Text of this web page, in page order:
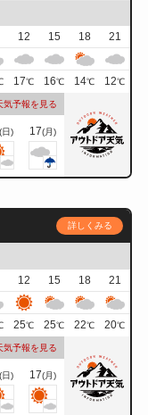
12 15 18
21
17℃ 16℃ 14℃ 12℃
気予報を見る
(日) 17(月)
詳しくみる
12 15 18
21
25℃ 25℃ 22℃ 20℃
気予報を見る
(日) 17(月)